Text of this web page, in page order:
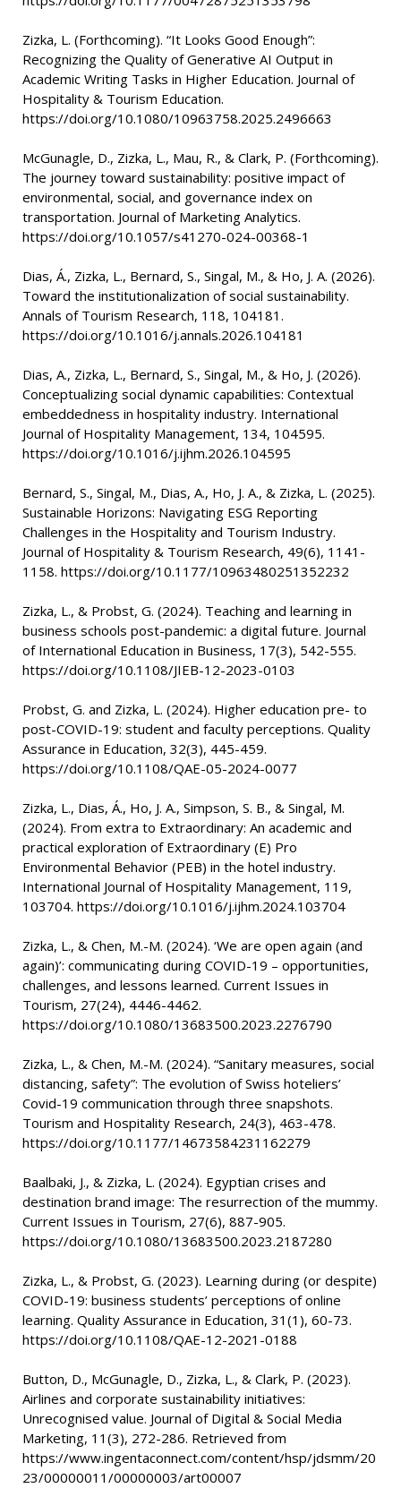
Zizka, L. (Forthcoming). “It Looks Good Enough”:
Recognizing the Quality of Generative AI Output in
Academic Writing Tasks in Higher Education. Journal of
Hospitality & Tourism Education.
https://doi.org/10.1080/10963758.2025.2496663
McGunagle, D., Zizka, L., Mau, R., & Clark, P. (Forthcoming).
The journey toward sustainability: positive impact of
environmental, social, and governance index on
transportation. Journal of Marketing Analytics.
https://doi.org/10.1057/s41270-024-00368-1
Dias, Á., Zizka, L., Bernard, S., Singal, M., & Ho, J. A. (2026).
Toward the institutionalization of social sustainability.
Annals of Tourism Research, 118, 104181.
https://doi.org/10.1016/j.annals.2026.104181
Dias, A., Zizka, L., Bernard, S., Singal, M., & Ho, J. (2026).
Conceptualizing social dynamic capabilities: Contextual
embeddedness in hospitality industry. International
Journal of Hospitality Management, 134, 104595.
https://doi.org/10.1016/j.ijhm.2026.104595
Bernard, S., Singal, M., Dias, A., Ho, J. A., & Zizka, L. (2025).
Sustainable Horizons: Navigating ESG Reporting
Challenges in the Hospitality and Tourism Industry.
Journal of Hospitality & Tourism Research, 49(6), 1141-
1158. https://doi.org/10.1177/10963480251352232
Zizka, L., & Probst, G. (2024). Teaching and learning in
business schools post-pandemic: a digital future. Journal
of International Education in Business, 17(3), 542-555.
https://doi.org/10.1108/JIEB-12-2023-0103
Probst, G. and Zizka, L. (2024). Higher education pre- to
post-COVID-19: student and faculty perceptions. Quality
Assurance in Education, 32(3), 445-459.
https://doi.org/10.1108/QAE-05-2024-0077
Zizka, L., Dias, Á., Ho, J. A., Simpson, S. B., & Singal, M.
(2024). From extra to Extraordinary: An academic and
practical exploration of Extraordinary (E) Pro
Environmental Behavior (PEB) in the hotel industry.
International Journal of Hospitality Management, 119,
103704. https://doi.org/10.1016/j.ijhm.2024.103704
Zizka, L., & Chen, M.-M. (2024). ‘We are open again (and
again)’: communicating during COVID-19 – opportunities,
challenges, and lessons learned. Current Issues in
Tourism, 27(24), 4446-4462.
https://doi.org/10.1080/13683500.2023.2276790
Zizka, L., & Chen, M.-M. (2024). “Sanitary measures, social
distancing, safety”: The evolution of Swiss hoteliers’
Covid-19 communication through three snapshots.
Tourism and Hospitality Research, 24(3), 463-478.
https://doi.org/10.1177/14673584231162279
Baalbaki, J., & Zizka, L. (2024). Egyptian crises and
destination brand image: The resurrection of the mummy.
Current Issues in Tourism, 27(6), 887-905.
https://doi.org/10.1080/13683500.2023.2187280
Zizka, L., & Probst, G. (2023). Learning during (or despite)
COVID-19: business students’ perceptions of online
learning. Quality Assurance in Education, 31(1), 60-73.
https://doi.org/10.1108/QAE-12-2021-0188
Button, D., McGunagle, D., Zizka, L., & Clark, P. (2023).
Airlines and corporate sustainability initiatives:
Unrecognised value. Journal of Digital & Social Media
Marketing, 11(3), 272-286. Retrieved from
https://www.ingentaconnect.com/content/hsp/jdsmm/20
23/00000011/00000003/art00007